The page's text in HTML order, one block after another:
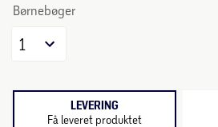
Børnebøger
1
LEVERING
Få leveret produktet